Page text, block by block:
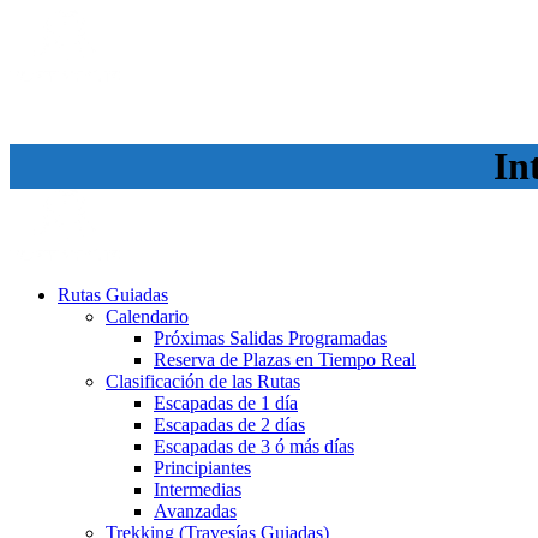
Rutas Guiadas
Calendario
Próximas Salidas Programadas
Reserva de Plazas en Tiempo Real
Clasificación de las Rutas
Escapadas de 1 día
Escapadas de 2 días
Escapadas de 3 ó más días
Principiantes
Intermedias
Avanzadas
Trekking (Travesías Guiadas)